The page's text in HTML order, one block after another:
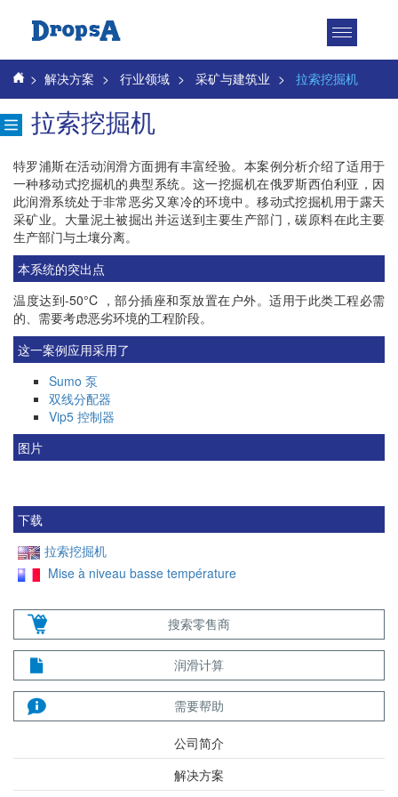
Toggle
> 解决方案 > 行业领域 > 采矿与建筑业 > 拉索挖掘机
拉索挖掘机
特罗浦斯在活动润滑方面拥有丰富经验。本案例分析介绍了适用于
一种移动式挖掘机的典型系统。这一挖掘机在俄罗斯西伯利亚，因
此润滑系统处于非常恶劣又寒冷的环境中。移动式挖掘机用于露天
采矿业。大量泥土被掘出并运送到主要生产部门，碳原料在此主要
生产部门与土壤分离。
本系统的突出点
温度达到‐50°C ，部分插座和泵放置在户外。适用于此类工程必需
的、需要考虑恶劣环境的工程阶段。
这一案例应用采用了
Sumo 泵
双线分配器
Vip5 控制器
图片
下载
拉索挖掘机
Mise à niveau basse température
搜索零售商
润滑计算
需要帮助
公司简介
解决方案